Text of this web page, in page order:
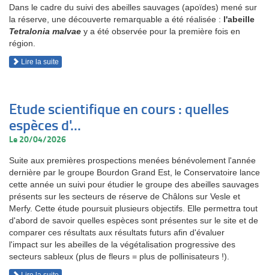
Dans le cadre du suivi des abeilles sauvages (apoïdes) mené sur
la réserve, une découverte remarquable a été réalisée : l'abeille
Tetralonia malvae y a été observée pour la première fois en
région.
Lire la suite
Etude scientifique en cours : quelles
espèces d'...
Le 20/04/2026
Suite aux premières prospections menées bénévolement l'année
dernière par le groupe Bourdon Grand Est, le Conservatoire lance
cette année un suivi pour étudier le groupe des abeilles sauvages
présents sur les secteurs de réserve de Châlons sur Vesle et
Merfy. Cette étude poursuit plusieurs objectifs. Elle permettra tout
d'abord de savoir quelles espèces sont présentes sur le site et de
comparer ces résultats aux résultats futurs afin d'évaluer
l'impact sur les abeilles de la végétalisation progressive des
secteurs sableux (plus de fleurs = plus de pollinisateurs !).